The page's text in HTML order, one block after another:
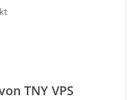
TNY VPS